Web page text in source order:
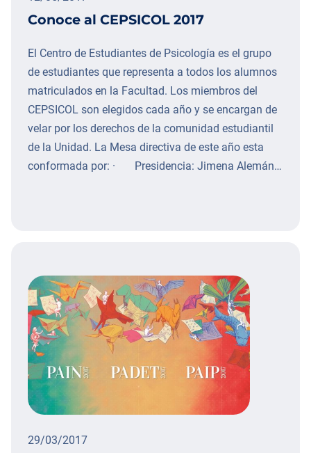
Conoce al CEPSICOL 2017
El Centro de Estudiantes de Psicología es el grupo
de estudiantes que representa a todos los alumnos
matriculados en la Facultad. Los miembros del
CEPSICOL son elegidos cada año y se encargan de
velar por los derechos de la comunidad estudiantil
de la Unidad. La Mesa directiva de este año esta
conformada por: · Presidencia: Jimena Alemán…
29/03/2017